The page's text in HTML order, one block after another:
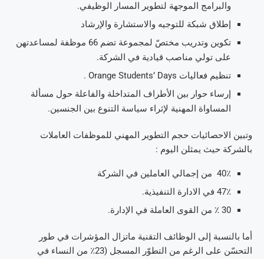
والبرامج الموجهة لتطوير المسار الوظيفي.
إطلاق شبكة للتوجيه والاستشارة والإرشاد
تكوين وتدريب مختصّ لمجموعة تضم 66 موظفة لمساعدتهن
على تولي مناصب قيادية في الشركة.
تنظيم فعاليات Orange Students’ Days .
إرساء حوار بين الأطراف المتداخلة والفاعلة حول مسألة
المساواة المهنية لإثراء سياسة التنوع بين الجنسين.
وتبين الاحصائيات حجم التطوير المهني للموظفات العاملات
بالشركة حيث يمثلن اليوم :
40٪ من إجمالي العاملين في الشركة
47٪ في الادارة التنفيذية.
30 ٪ من القوى العاملة في الإدارة.
أما بالنسبة إلى الوظائف التقنية ماتزال المؤشرات في طور
التحسّن على الرغم من التطوّر المسجل (23٪ من النساء في